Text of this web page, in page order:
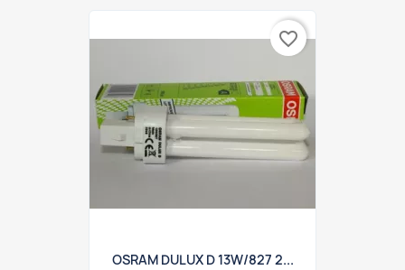
OSRAM DULUX D 13W/827 2...
favorite_border